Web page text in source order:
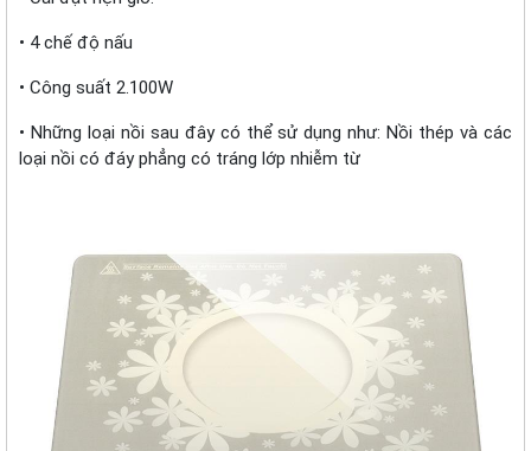
• 4 chế độ nấu
• Công suất 2.100W
• Những loại nồi sau đây có thể sử dụng như: Nồi thép và các
loại nồi có đáy phẳng có tráng lớp nhiễm từ